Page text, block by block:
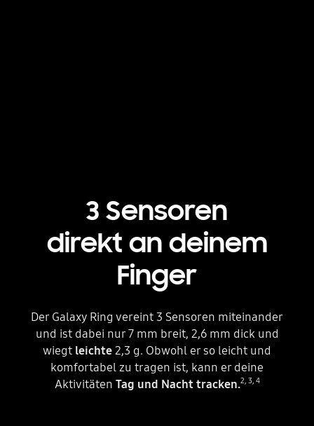
3 Sensoren
direkt an deinem
Finger
Der Galaxy Ring vereint 3 Sensoren miteinander
und ist dabei nur 7 mm breit, 2,6 mm dick und
wiegt leichte2,3 g. Obwohl er so leicht und
komfortabel zu tragen ist, kann er deine
Aktivitäten Tag und Nacht tracken.2, 3, 4